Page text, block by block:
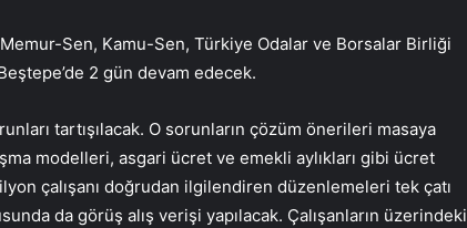
Sen, Kamu-Sen, Türkiye Odalar ve Borsalar Birliği
2 gün devam edecek.
tartışılacak. O sorunların çözüm önerileri masaya
modelleri, asgari ücret ve emekli aylıkları gibi ücret
çalışanı doğrudan ilgilendiren düzenlemeleri tek çatı
da görüş alış verişi yapılacak. Çalışanların üzerindeki